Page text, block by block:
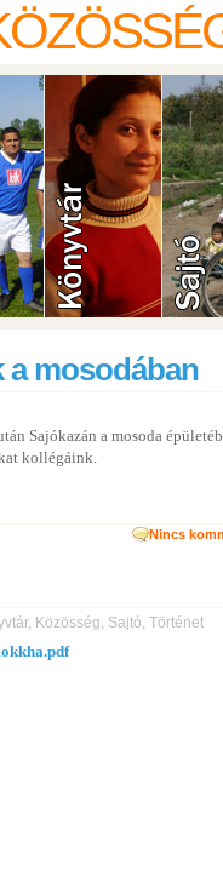
a mosodában
Sajókazán a mosoda
kollégáink.
Nincs
, Közösség, Sajtó, Történet